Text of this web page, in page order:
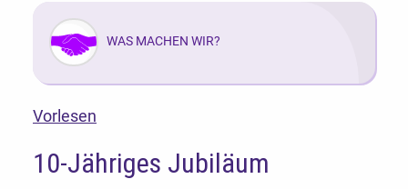
WAS MACHEN WIR?
Vorlesen
10-Jähriges Jubiläum